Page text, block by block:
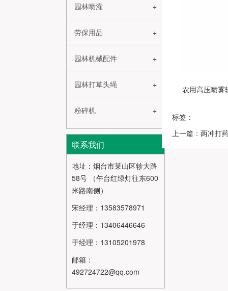
园林喷灌
劳保用品
园林机械配件
园林打草头绳
粉碎机
联系我们
地址：烟台市莱山区轸大路
58号 （午台红绿灯往东600
米路南侧）
宋经理：13583578971
于经理：13406446646
于经理：13105201978
邮箱：
492724722@qq.com
农用高压喷雾
标签：
上一篇：两冲打